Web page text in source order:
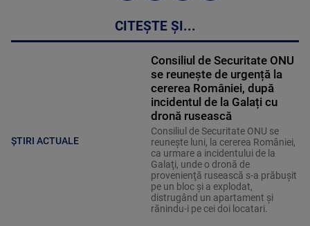
CITEȘTE ȘI...
ȘTIRI ACTUALE
Consiliul de Securitate ONU
se reunește de urgență la
cererea României, după
incidentul de la Galați cu
dronă rusească
Consiliul de Securitate ONU se
reuneşte luni, la cererea României,
ca urmare a incidentului de la
Galaţi, unde o dronă de
provenienţă rusească s-a prăbuşit
pe un bloc şi a explodat,
distrugând un apartament şi
rănindu-i pe cei doi locatari.